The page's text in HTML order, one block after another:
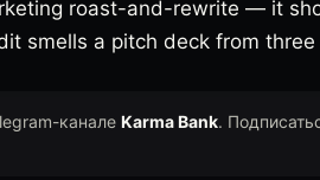
roast-and-rewrite — it
smells a pitch deck from
канале Karma Bank.